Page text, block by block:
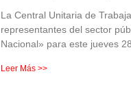
La Central Unitaria de
representantes del sector
Nacional» para este jueves
Leer Más >>